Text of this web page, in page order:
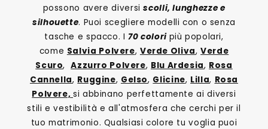
possono avere diversiscolli, lunghezze e
silhouette. Puoi scegliere modelli con o senza
tasche e spacco. I70 colori più popolari,
come Salvia Polvere, Verde Oliva,Verde
Scuro,Azzurro Polvere, Blu Ardesia, Rosa
Cannella, Ruggine, Gelso, Glicine, Lilla, Rosa
Polvere, si abbinano perfettamente ai diversi
stili e vestibilità e all'atmosfera che cerchi per il
tuo matrimonio. Qualsiasi colore tu voglia puoi